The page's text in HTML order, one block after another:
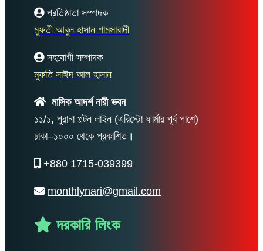
প্রতিষ্ঠাতা সম্পাদক
মুফতী আবুল হাসান শামসাবাদী
সহযোগী সম্পাদক
মুফতি সাঈদ আল হাসান
মাসিক আদর্শ নারী ভবন
১১/১, পুরানা পল্টন লাইন (এরিস্টো ফার্মার পূর্ব পাশে)
ঢাকা–১০০০ থেকে প্রকাশিত।
+880 1715-039399
monthlynari@gmail.com
দরকারি লিংক